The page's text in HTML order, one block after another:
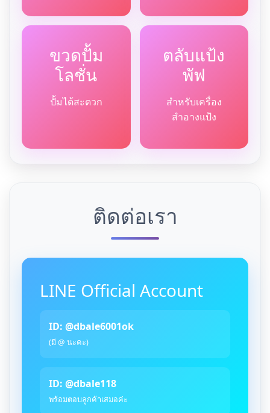
ขวดปั้ม
โลชั่น
ปั้มได้สะดวก
ตลับแป้ง
พัฟ
สำหรับเครื่อง
สำอางแป้ง
ติดต่อเรา
LINE Official Account
ID: @dbale6001ok
(มี @ นะคะ)
ID: @dbale118
พร้อมตอบลูกค้าเสมอค่ะ